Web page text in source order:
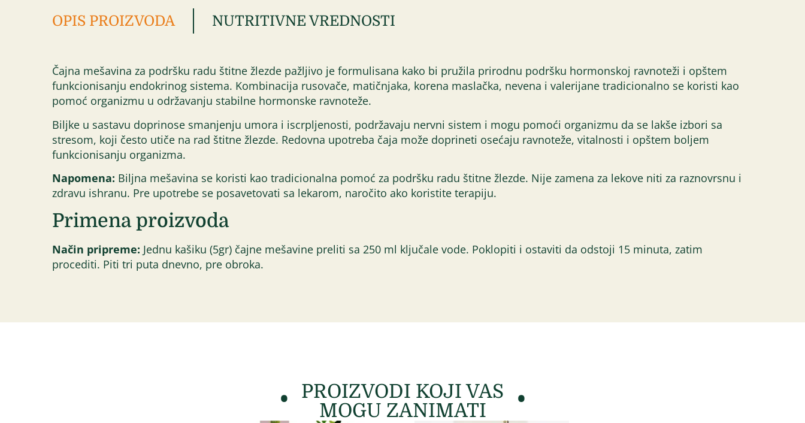
OPIS PROIZVODA NUTRITIVNE VREDNOSTI
Čajna mešavina za podršku radu štitne žlezde pažljivo je formulisana kako bi pružila prirodnu podršku hormonskoj ravnoteži i opštem
funkcionisanju endokrinog sistema. Kombinacija rusovače, matičnjaka, korena maslačka, nevena i valerijane tradicionalno se koristi kao
pomoć organizmu u održavanju stabilne hormonske ravnoteže.
Biljke u sastavu doprinose smanjenju umora i iscrpljenosti, podržavaju nervni sistem i mogu pomoći organizmu da se lakše izbori sa
stresom, koji često utiče na rad štitne žlezde. Redovna upotreba čaja može doprineti osećaju ravnoteže, vitalnosti i opštem boljem
funkcionisanju organizma.
Napomena: Biljna mešavina se koristi kao tradicionalna pomoć za podršku radu štitne žlezde. Nije zamena za lekove niti za raznovrsnu i
zdravu ishranu. Pre upotrebe se posavetovati sa lekarom, naročito ako koristite terapiju.
Primena proizvoda
Način pripreme: Jednu kašiku (5gr) čajne mešavine preliti sa 250 ml ključale vode. Poklopiti i ostaviti da odstoji 15 minuta, zatim
procediti. Piti tri puta dnevno, pre obroka.
PROIZVODI KOJI VAS
MOGU ZANIMATI